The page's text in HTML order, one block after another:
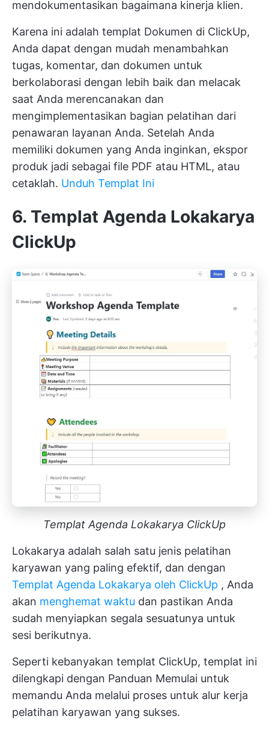
mendokumentasikan bagaimana kinerja klien.
Karena ini adalah templat Dokumen di ClickUp,
Anda dapat dengan mudah menambahkan
tugas, komentar, dan dokumen untuk
berkolaborasi dengan lebih baik dan melacak
saat Anda merencanakan dan
mengimplementasikan bagian pelatihan dari
penawaran layanan Anda. Setelah Anda
memiliki dokumen yang Anda inginkan, ekspor
produk jadi sebagai file PDF atau HTML, atau
cetaklah. Unduh Templat Ini
6. Templat Agenda Lokakarya
ClickUp
Templat Agenda Lokakarya ClickUp
Lokakarya adalah salah satu jenis pelatihan
karyawan yang paling efektif, dan dengan
Templat Agenda Lokakarya oleh ClickUp , Anda
akan menghemat waktu dan pastikan Anda
sudah menyiapkan segala sesuatunya untuk
sesi berikutnya.
Seperti kebanyakan templat ClickUp, templat ini
dilengkapi dengan Panduan Memulai untuk
memandu Anda melalui proses untuk alur kerja
pelatihan karyawan yang sukses.